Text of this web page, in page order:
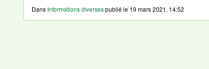
Dans Informations diversespublié le 19 mars 2021, 14:52